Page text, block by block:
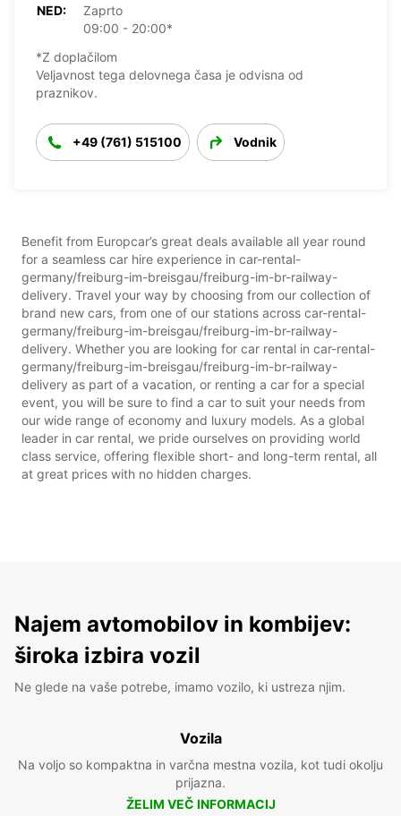
NED:
Zaprto
09:00 - 20:00*
*Z doplačilom
Veljavnost tega delovnega časa je odvisna od
praznikov.
+49 (761) 515100 Vodnik
Benefit from Europcar’s great deals available all year round
for a seamless car hire experience in car-rental-
germany/freiburg-im-breisgau/freiburg-im-br-railway-
delivery. Travel your way by choosing from our collection of
brand new cars, from one of our stations across car-rental-
germany/freiburg-im-breisgau/freiburg-im-br-railway-
delivery. Whether you are looking for car rental in car-rental-
germany/freiburg-im-breisgau/freiburg-im-br-railway-
delivery as part of a vacation, or renting a car for a special
event, you will be sure to find a car to suit your needs from
our wide range of economy and luxury models. As a global
leader in car rental, we pride ourselves on providing world
class service, offering flexible short- and long-term rental, all
at great prices with no hidden charges.
Najem avtomobilov in kombijev:
široka izbira vozil
Ne glede na vaše potrebe, imamo vozilo, ki ustreza njim.
Vozila
Na voljo so kompaktna in varčna mestna vozila, kot tudi okolju
prijazna.
ŽELIM VEČ INFORMACIJ